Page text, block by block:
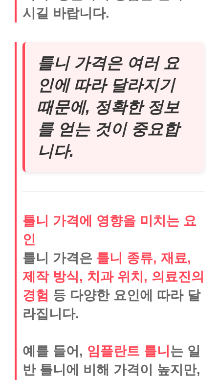
시길 바랍니다.
틀니 가격은 여러 요
인에 따라 달라지기
때문에, 정확한 정보
를 얻는 것이 중요합
니다.
틀니 가격에 영향을 미치는 요
인
틀니 가격은 틀니 종류, 재료,
제작 방식, 치과 위치, 의료진의
경험 등 다양한 요인에 따라 달
라집니다.
예를 들어, 임플란트 틀니 는 일
반 틀니에 비해 가격이 높지만,